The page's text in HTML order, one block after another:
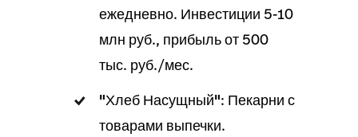
ежедневно. Инвестиции 5-10
млн руб., прибыль от 500
тыс. руб./мес.
"Хлеб Насущный": Пекарни с
товарами выпечки.